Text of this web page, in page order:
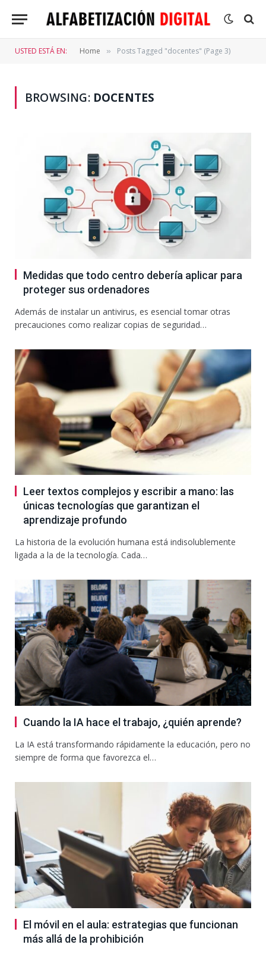
USTED ESTÁ EN: Home » Posts Tagged "docentes" (Page 3)
BROWSING: DOCENTES
Medidas que todo centro debería aplicar para
proteger sus ordenadores
Además de instalar un antivirus, es esencial tomar otras
precauciones como realizar copias de seguridad…
Leer textos complejos y escribir a mano: las
únicas tecnologías que garantizan el
aprendizaje profundo
La historia de la evolución humana está indisolublemente
ligada a la de la tecnología. Cada…
Cuando la IA hace el trabajo, ¿quién aprende?
La IA está transformando rápidamente la educación, pero no
siempre de forma que favorezca el…
El móvil en el aula: estrategias que funcionan
más allá de la prohibición